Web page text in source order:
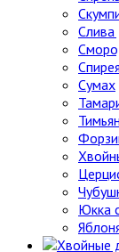
Слива
Спирея
Сумах
Юкка